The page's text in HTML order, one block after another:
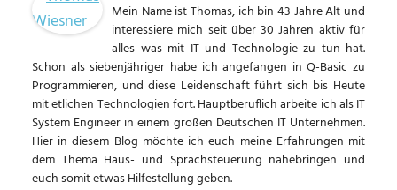
Mein Name ist Thomas, ich bin 43 Jahre Alt und
interessiere mich seit über 30 Jahren aktiv für
alles was mit IT und Technologie zu tun hat.
Schon als siebenjähriger habe ich angefangen in Q-Basic zu
Programmieren, und diese Leidenschaft führt sich bis Heute
mit etlichen Technologien fort. Hauptberuflich arbeite ich als IT
System Engineer in einem großen Deutschen IT Unternehmen.
Hier in diesem Blog möchte ich euch meine Erfahrungen mit
dem Thema Haus- und Sprachsteuerung nahebringen und
euch somit etwas Hilfestellung geben.